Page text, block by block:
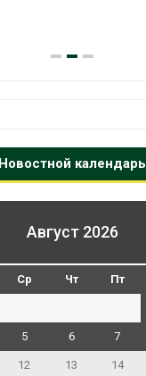
Новостной календарь
Август 2026
Ср Чт Пт
5 6 7
12 13 14